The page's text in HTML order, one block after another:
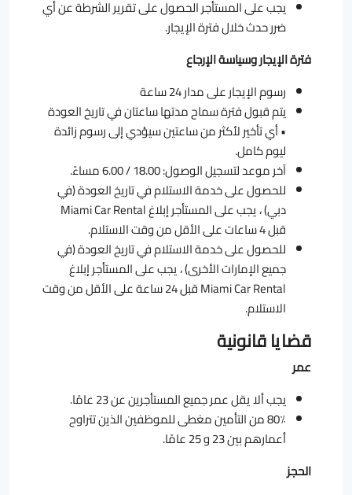
يجب على المستأجر الحصول على تقرير الشرطة عن أي
ضرر حدث خلال فترة الإيجار.
فترة الإيجار وسياسة الإرجاع
رسوم الإيجار على مدار 24 ساعة
يتم قبول فترة سماح مدتها ساعتان في تاريخ العودة
• أي تأخير لأكثر من ساعتين سيؤدي إلى رسوم زائدة
ليوم كامل.
آخر موعد لتسجيل الوصول: 18.00 / 6.00 مساءً.
للحصول على خدمة الاستلام في تاريخ العودة (في
دبي) ، يجب على المستأجر إبلاغ Miami Car Rental
قبل 4 ساعات على الأقل من وقت الاستلام.
للحصول على خدمة الاستلام في تاريخ العودة (في
جميع الإمارات الأخرى) ، يجب على المستأجر إبلاغ
Miami Car Rental قبل 24 ساعة على الأقل من وقت
الاستلام.
قضايا قانونية
عمر
يجب ألا يقل عمر جميع المستأجرين عن 23 عامًا.
80٪ من التأمين مغطى للموظفين الذين تتراوح
أعمارهم بين 23 و 25 عامًا.
الحجز